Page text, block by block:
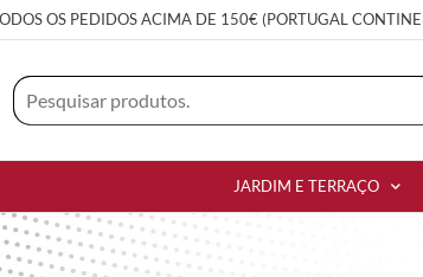
OS PEDIDOS ACIMA DE 150€ (PORTUGAL
JARDIM E TERRAÇO